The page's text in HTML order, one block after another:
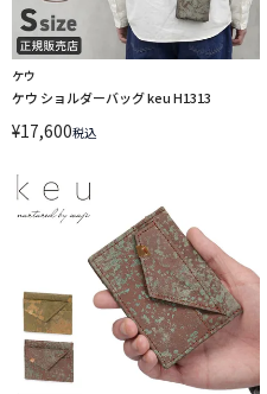
ケウ
ケウ ショルダーバッグ keu H1313
¥17,600税込